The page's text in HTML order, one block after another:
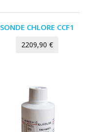
SONDE CHLORE CCF1
2209,90€